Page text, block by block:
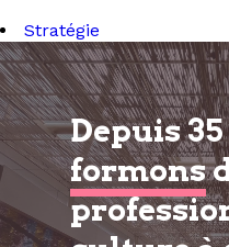
Stratégie
Depuis
formons